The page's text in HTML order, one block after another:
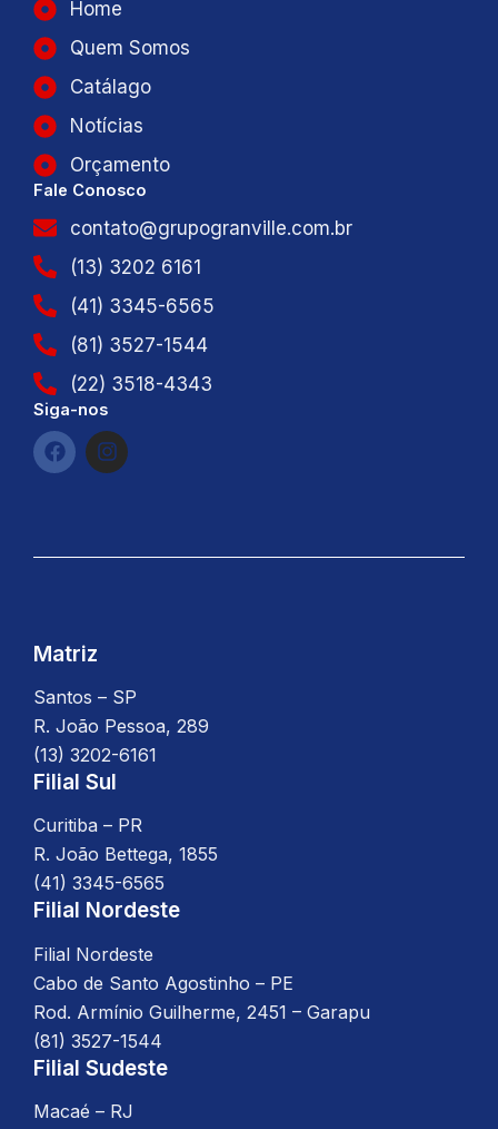
Home
Quem Somos
Catálago
Notícias
Orçamento
Fale Conosco
contato@grupogranville.com.br
(13) 3202 6161
(41) 3345-6565
(81) 3527-1544
(22) 3518-4343
Siga-nos
F
a
I
n
Matriz
Santos – SP
R. João Pessoa, 289
(13) 3202-6161
Filial Sul
Curitiba – PR
R. João Bettega, 1855
(41) 3345-6565
Filial Nordeste
Filial Nordeste
Cabo de Santo Agostinho – PE
Rod. Armínio Guilherme, 2451 – Garapu
(81) 3527-1544
Filial Sudeste
Macaé – RJ